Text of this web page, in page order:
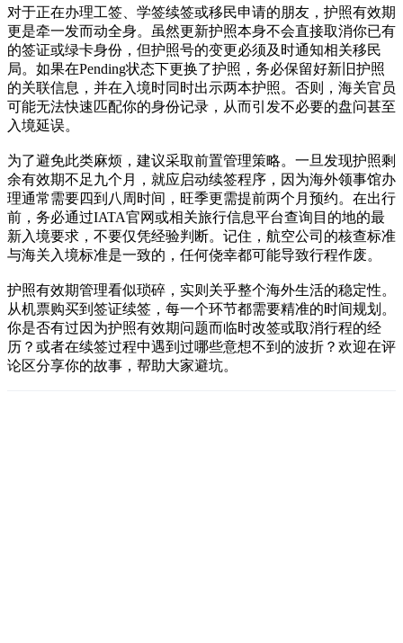
对于正在办理工签、学签续签或移民申请的朋友，护照有效期
更是牵一发而动全身。虽然更新护照本身不会直接取消你已有
的签证或绿卡身份，但护照号的变更必须及时通知相关移民
局。如果在Pending状态下更换了护照，务必保留好新旧护照
的关联信息，并在入境时同时出示两本护照。否则，海关官员
可能无法快速匹配你的身份记录，从而引发不必要的盘问甚至
入境延误。
为了避免此类麻烦，建议采取前置管理策略。一旦发现护照剩
余有效期不足九个月，就应启动续签程序，因为海外领事馆办
理通常需要四到八周时间，旺季更需提前两个月预约。在出行
前，务必通过IATA官网或相关旅行信息平台查询目的地的最
新入境要求，不要仅凭经验判断。记住，航空公司的核查标准
与海关入境标准是一致的，任何侥幸都可能导致行程作废。
护照有效期管理看似琐碎，实则关乎整个海外生活的稳定性。
从机票购买到签证续签，每一个环节都需要精准的时间规划。
你是否有过因为护照有效期问题而临时改签或取消行程的经
历？或者在续签过程中遇到过哪些意想不到的波折？欢迎在评
论区分享你的故事，帮助大家避坑。